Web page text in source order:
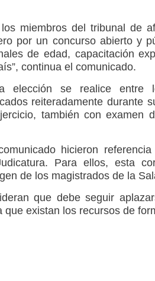
miembros del tribunal de
por un concurso abierto y
de edad, capacitación
continua el comunicado.
elección se realice entre
reiteradamente durante
también con examen
hicieron
Para ellos, esta
de los magistrados de la
que debe seguir
que existan los recursos de